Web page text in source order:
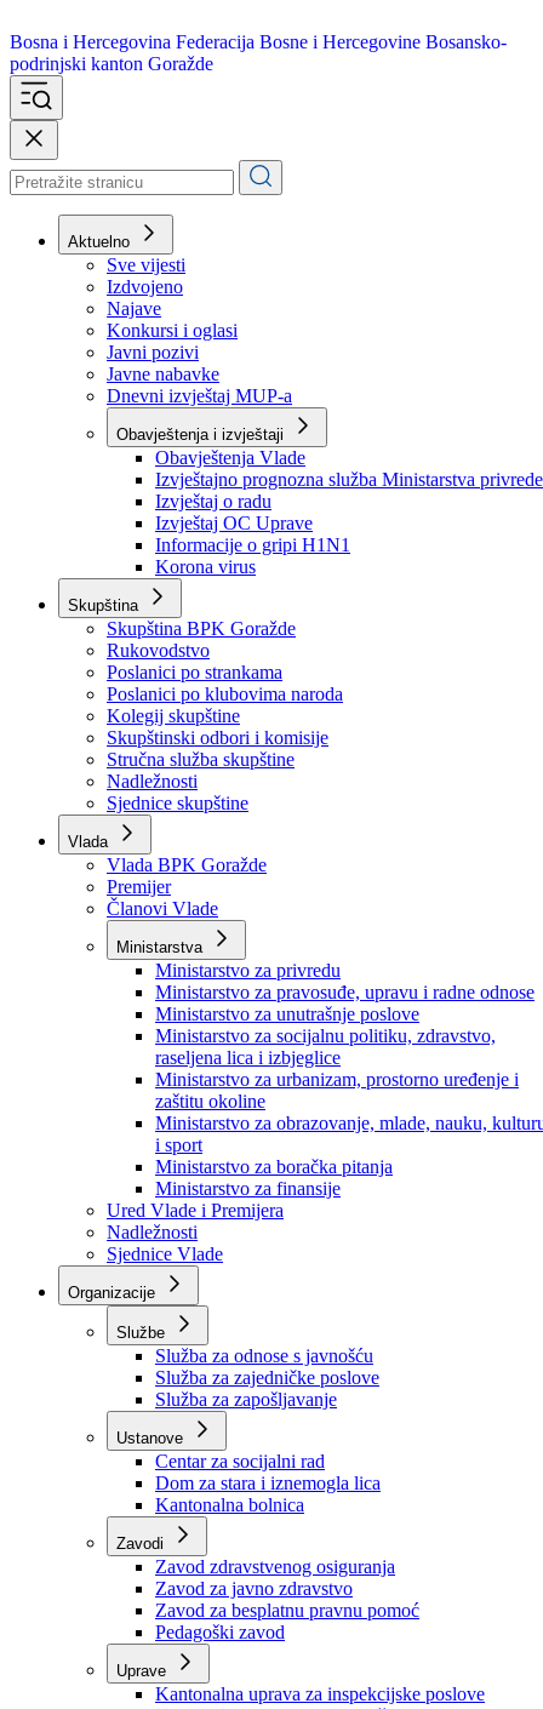
Bosna i Hercegovina
podrinjski kanton Goražde
Aktuelno
Sve vijesti
Izdvojeno
Najave
Konkursi i oglasi
Javni pozivi
Javne nabavke
Dnevni izvještaj MUP-a
Obavještenja i izvještaji
Obavještenja Vlade
Izvještajno prognozna služba Ministarstva privrede
Izvještaj o radu
Izvještaj OC Uprave
Informacije o gripi H1N1
Korona virus
Skupština
Skupština BPK Goražde
Rukovodstvo
Poslanici po strankama
Poslanici po klubovima naroda
Kolegij skupštine
Skupštinski odbori i komisije
Stručna služba skupštine
Nadležnosti
Sjednice skupštine
Vlada
Vlada BPK Goražde
Premijer
Članovi Vlade
Ministarstva
Ministarstvo za privredu
Ministarstvo za pravosuđe, upravu i radne odnose
Ministarstvo za unutrašnje poslove
Ministarstvo za socijalnu politiku, zdravstvo,
raseljena lica i izbjeglice
Ministarstvo za urbanizam, prostorno uređenje i
zaštitu okoline
Ministarstvo za obrazovanje, mlade, nauku,
i sport
Ministarstvo za boračka pitanja
Ministarstvo za finansije
Ured Vlade i Premijera
Nadležnosti
Sjednice Vlade
Organizacije
Službe
Služba za odnose s javnošću
Služba za zajedničke poslove
Služba za zapošljavanje
Ustanove
Centar za socijalni rad
Dom za stara i iznemogla lica
Kantonalna bolnica
Zavodi
Zavod zdravstvenog osiguranja
Zavod za javno zdravstvo
Zavod za besplatnu pravnu pomoć
Pedagoški zavod